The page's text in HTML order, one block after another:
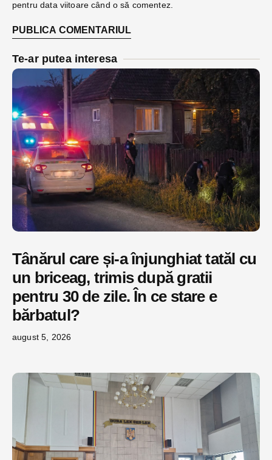
pentru data viitoare când o să comentez.
Te-ar putea interesa
Tânărul care și-a înjunghiat tatăl cu
un briceag, trimis după gratii
pentru 30 de zile. În ce stare e
bărbatul?
august 5, 2026